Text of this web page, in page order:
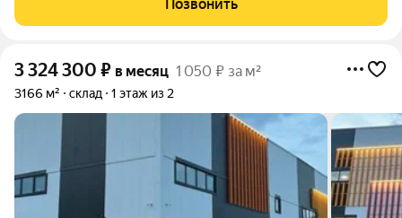
200мм с тепло-негорючим
Позвонить
3 324 300 ₽ в месяц 1 050 ₽ за м²
3166 м² склад 1 этаж из 2